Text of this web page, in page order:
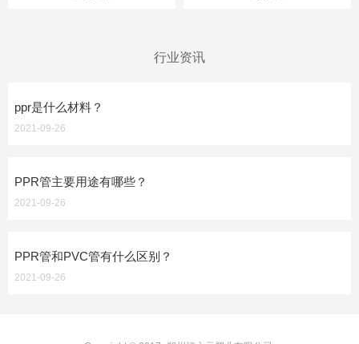
行业资讯
ppr是什么材料？
2021-09-26
PPR管主要用途有哪些？
2021-09-26
PPR管和PVC管有什么区别？
2021-09-26